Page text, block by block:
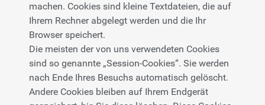
machen. Cookies sind kleine Textdateien, die auf
Ihrem Rechner abgelegt werden und die Ihr
Browser speichert.
Die meisten der von uns verwendeten Cookies
sind so genannte „Session-Cookies“. Sie werden
nach Ende Ihres Besuchs automatisch gelöscht.
Andere Cookies bleiben auf Ihrem Endgerät